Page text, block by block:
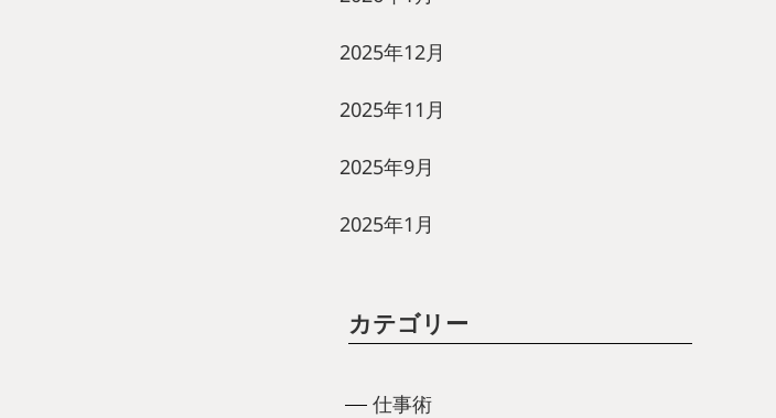
2025年12月
2025年11月
2025年9月
2025年1月
カテゴリー
仕事術